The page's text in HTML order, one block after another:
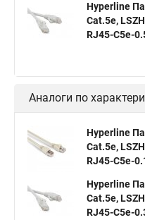
Hyperline
Cat.5e,
RJ45-C5e-
Аналоги по
Hyperline
Cat.5е,
RJ45-C5e-
Hyperline
Cat.5е,
RJ45-C5e-